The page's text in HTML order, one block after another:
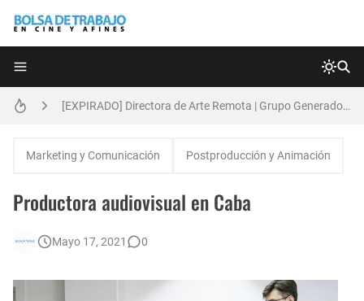
[EXPIRADO] Directora de Arte Remota | Grupo Generadores | Bolsa de Trabajo en Cine y Afines
Marketing y Comunicación Postproducción y Animación
Productora audiovisual en Caba
Mayo 17, 2021 0